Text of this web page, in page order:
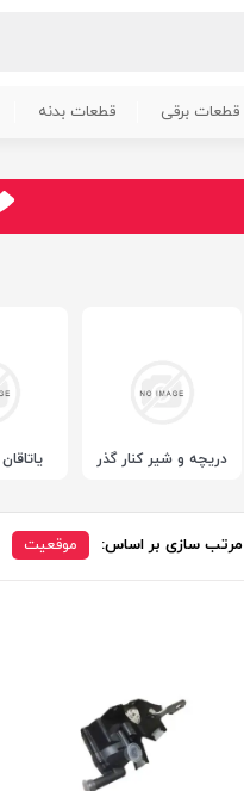
قطعات برقی قطعات بدنه
دریچه و شیر کنار گذر
مرتب سازی بر اساس: موقعیت